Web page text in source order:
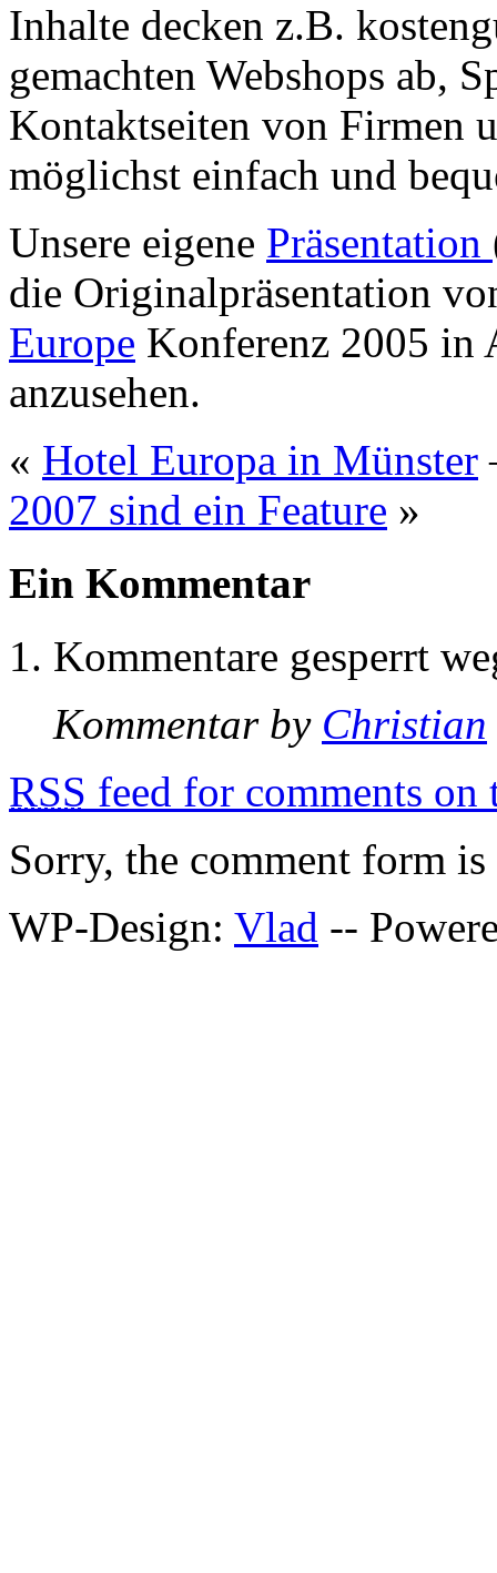
Inhalte decken z.B.
gemachten Webshops ab,
Kontaktseiten von Firmen
möglichst einfach und
Unsere eigene Präsentation
die Originalpräsentation
Europe Konferenz 2005 in
anzusehen.
« Hotel Europa in Münster
2007 sind ein Feature »
Ein Kommentar
Kommentare gesperrt
Kommentar by Christian
RSS feed for comments on
Sorry, the comment form
WP-Design: Vlad --